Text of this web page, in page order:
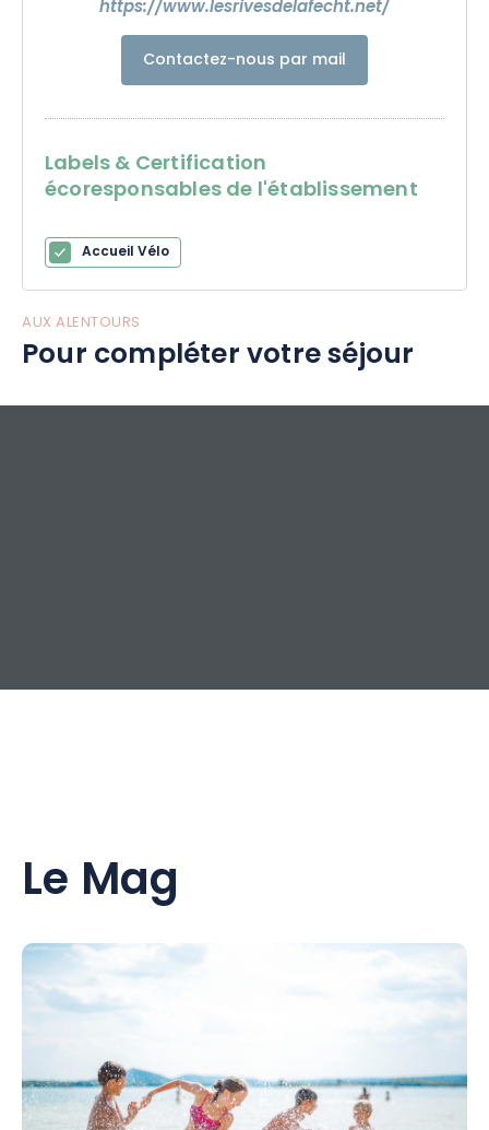
https://www.lesrivesdelafecht.net/
Contactez-nous par mail
Labels & Certification
écoresponsables de l'établissement
Accueil Vélo
AUX ALENTOURS
Pour compléter votre séjour
Le Mag